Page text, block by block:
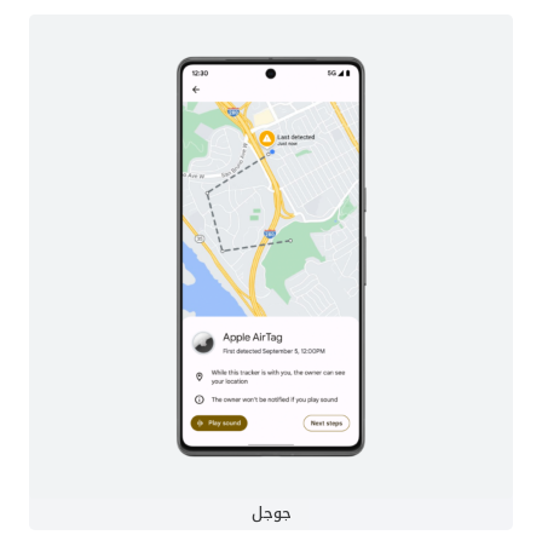
جوجل